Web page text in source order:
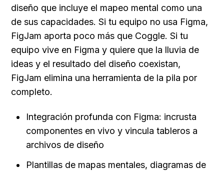
diseño que incluye el mapeo mental como una
de sus capacidades. Si tu equipo no usa Figma,
FigJam aporta poco más que Coggle. Si tu
equipo vive en Figma y quiere que la lluvia de
ideas y el resultado del diseño coexistan,
FigJam elimina una herramienta de la pila por
completo.
Integración profunda con Figma: incrusta
componentes en vivo y vincula tableros a
archivos de diseño
Plantillas de mapas mentales, diagramas de